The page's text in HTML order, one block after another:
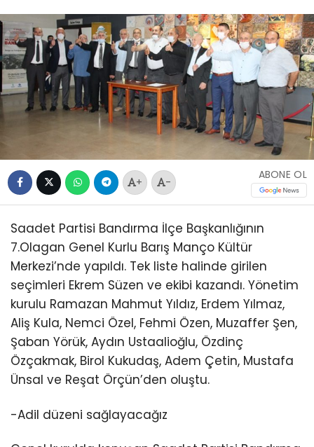
+ -
ABONE OL
Saadet Partisi Bandırma İlçe Başkanlığının
7.Olagan Genel Kurlu Barış Manço Kültür
Merkezi’nde yapıldı. Tek liste halinde girilen
seçimleri Ekrem Süzen ve ekibi kazandı. Yönetim
kurulu Ramazan Mahmut Yıldız, Erdem Yılmaz,
Aliş Kula, Nemci Özel, Fehmi Özen, Muzaffer Şen,
Şaban Yörük, Aydın Ustaalioğlu, Özdinç
Özçakmak, Birol Kukudaş, Adem Çetin, Mustafa
Ünsal ve Reşat Örçün’den oluştu.
-Adil düzeni sağlayacağız